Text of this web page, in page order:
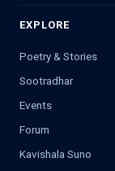
EXPLORE
Poetry & Stories
Sootradhar
Events
Forum
Kavishala Suno